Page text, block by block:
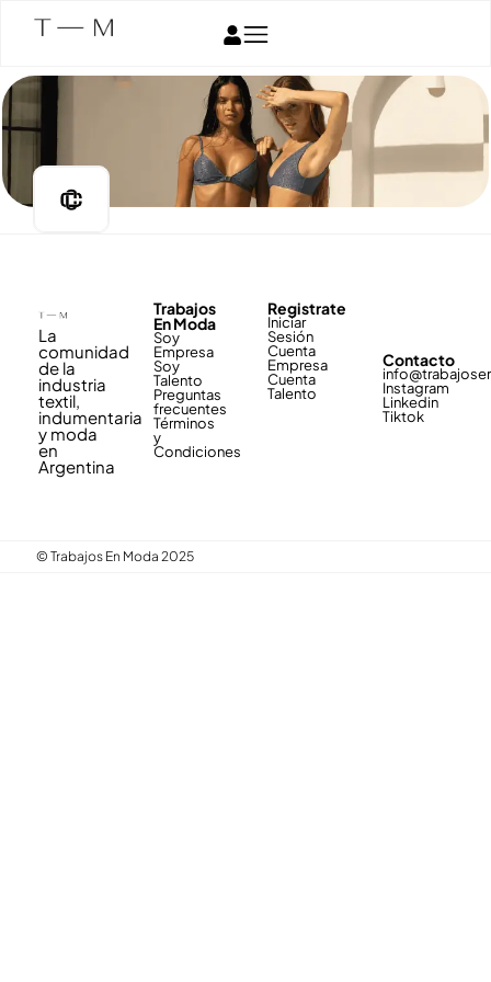
La
comunidad
de la
industria
textil,
indumentaria
y moda
en
Argentina
Trabajos
En Moda
Soy
Empresa
Soy
Talento
Preguntas
frecuentes
Términos
y
Condiciones
Registrate
Iniciar
Sesión
Cuenta
Empresa
Cuenta
Talento
Contacto
Instagram
Linkedin
Tiktok
© Trabajos En Moda 2025